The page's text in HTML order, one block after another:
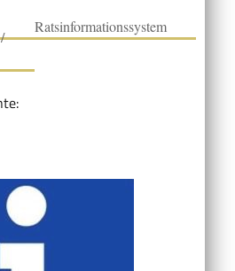
Ratsinformationssystem